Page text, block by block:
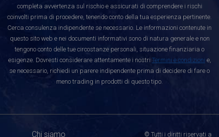
completa avvertenza sul rischio e assicurati di comprendere i rischi
coinvolti prima di procedere, tenendo conto della tua esperienza pertinente.
Cerca consulenza indipendente se necessario. Le informazioni contenute in
questo sito web e nei documenti informativi sono di natura generale e non
tengono conto delle tue circostanze personali, situazione finanziaria o
esigenze. Dovresti considerare attentamente i nostri Termini e condizioni e,
se necessario, richiedi un parere indipendente prima di decidere di fare o
meno trading in prodotti di questo tipo.
Chi siamo © Tutti i diritti riservati a